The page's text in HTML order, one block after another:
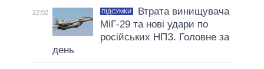
22:02 ПІДСУМКИ
Втрата винищувача
МіГ-29 та нові удари по
російських НПЗ. Головне за
день